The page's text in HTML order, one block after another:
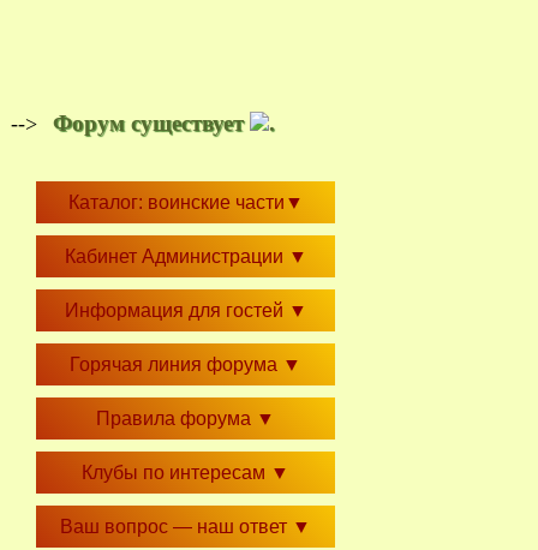
--> Форум существует .
Каталог: воинские части ▼
Кабинет Администрации ▼
Информация для гостей ▼
Горячая линия форума ▼
Правила форума ▼
Клубы по интересам ▼
Ваш вопрос — наш ответ ▼